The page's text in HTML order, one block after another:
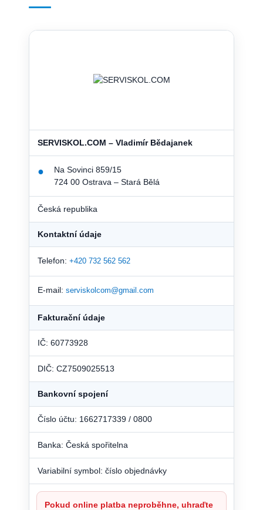
SERVISKOL.COM – Vladimír Bědajanek
●
Na Sovinci 859/15
724 00 Ostrava – Stará Bělá
Česká republika
Kontaktní údaje
Telefon: +420 732 562 562
E-mail: serviskolcom@gmail.com
Fakturační údaje
IČ: 60773928
DIČ: CZ7509025513
Bankovní spojení
Číslo účtu: 1662717339 / 0800
Banka: Česká spořitelna
Variabilní symbol: číslo objednávky
Pokud online platba neproběhne, uhraďte